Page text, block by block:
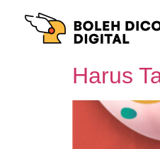
Harus